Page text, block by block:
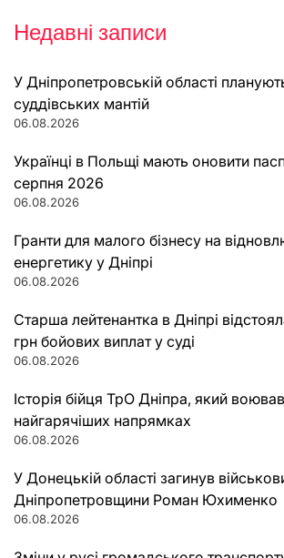
Недавні записи
У Дніпропетровській області
суддівських мантій
06.08.2026
Українці в Польщі мають оновити
серпня 2026
06.08.2026
Гранти для малого бізнесу на
енергетику у Дніпрі
06.08.2026
Старша лейтенантка в Дніпрі
грн бойових виплат у суді
06.08.2026
Історія бійця ТрО Дніпра, який
найгарячіших напрямках
06.08.2026
У Донецькій області загинув
Дніпропетровщини Роман Юхименко
06.08.2026